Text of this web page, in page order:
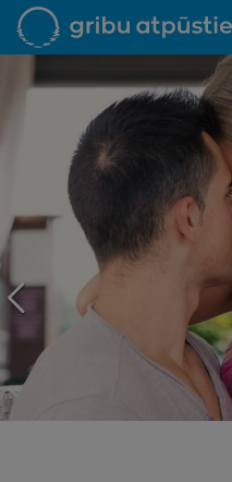
Iepatikās
Līdz brīnišķīgai